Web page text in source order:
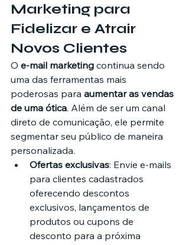
Marketing para
Fidelizar e Atrair
Novos Clientes
O e-mail marketing continua sendo
uma das ferramentas mais
poderosas para aumentar as vendas
de uma ótica. Além de ser um canal
direto de comunicação, ele permite
segmentar seu público de maneira
personalizada.
Ofertas exclusivas: Envie e-mails
para clientes cadastrados
oferecendo descontos
exclusivos, lançamentos de
produtos ou cupons de
desconto para a próxima